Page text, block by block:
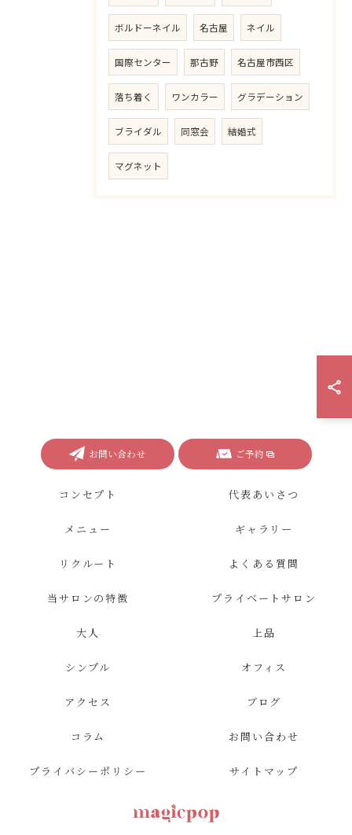
ボルドーネイル 名古屋 ネイル
国際センター 那古野 名古屋市西区
落ち着く ワンカラー グラデーション
ブライダル 同窓会 結婚式
マグネット
お問い合わせ ご予約
コンセプト 代表あいさつ
メニュー ギャラリー
リクルート よくある質問
当サロンの特徴 プライベートサロン
大人 上品
シンプル オフィス
アクセス ブログ
コラム お問い合わせ
プライバシーポリシー サイトマップ